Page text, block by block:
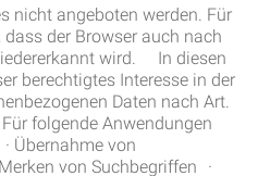
nicht angeboten werden. Für
der Browser auch nach
wird. In diesen
berechtigtes Interesse in der
Daten nach Art.
folgende Anwendungen
Übernahme von
von Suchbegriffen ·